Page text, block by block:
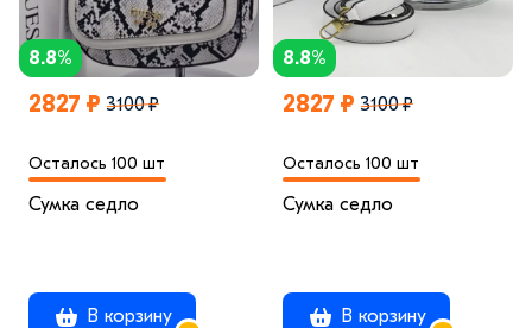
8.8%
2827 ₽ 3100 ₽
Осталось 100 шт
Сумка седло
В корзину
8.8%
2827 ₽ 3100 ₽
Осталось 100 шт
Сумка седло
В корзину